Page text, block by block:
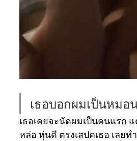
เธอบอกผมเป็นหมอ
เธอเคยจะนัดผมเป็นคนแรก
หล่อ หุ่นดี ตรงเสปคเธอ เลย